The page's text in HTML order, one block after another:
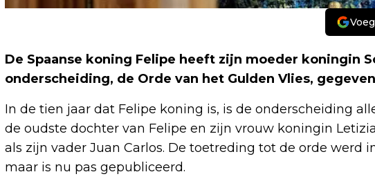
De Spaanse koning Felipe heeft zijn moeder koningin
onderscheiding, de Orde van het Gulden Vlies,
In de tien jaar dat Felipe koning is, is de onderscheiding
de oudste dochter van Felipe en zijn vrouw koningin
als zijn vader Juan Carlos. De toetreding tot de orde werd
maar is nu pas gepubliceerd.